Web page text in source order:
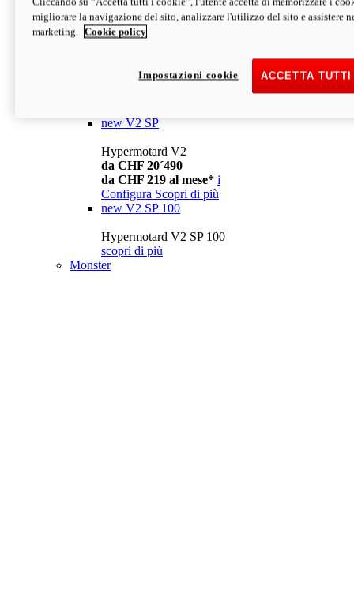
da CHF 13´990
Configura Scopri di più
newV2
da CHF 15´990
new V2 SP
Hypermotard V2
da CHF 20´490
da CHF 219 al mese* i
Configura Scopri di più
new V2 SP 100
Hypermotard V2 SP 100
scopri di più
Monster
migliorare la navigazione del sito, analizzare l'utilizzo del sito e assistere
marketing.
Cookie policy
ACCETTA
Impostazioni cookie